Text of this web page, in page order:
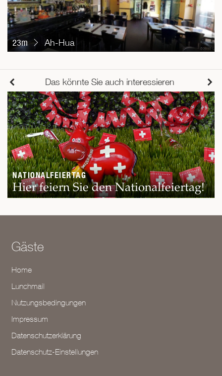
23m Ah-Hua
Das könnte Sie auch interessieren
NATIONALFEIERTAG
Hier feiern Sie den Nationalfeiertag!
Gäste
Home
Lunchmail
Nutzungsbedingungen
Impressum
Datenschutzerklärung
Datenschutz-Einstellungen